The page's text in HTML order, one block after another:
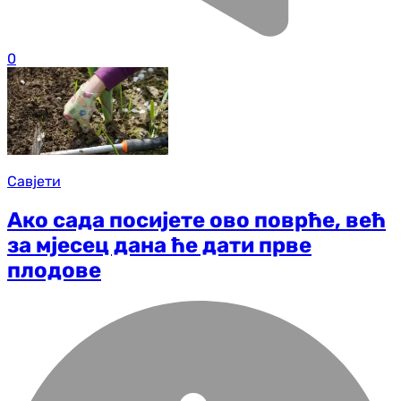
0
Савјети
Ако сада посијете ово поврће, већ
за мјесец дана ће дати прве
плодове